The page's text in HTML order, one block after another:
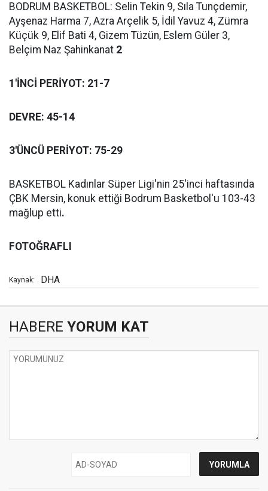
BODRUM BASKETBOL: Selin Tekin 9, Sıla Tunçdemir,
Ayşenaz Harma 7, Azra Arçelik 5, İdil Yavuz 4, Zümra
Küçük 9, Elif Bati 4, Gizem Tüzün, Eslem Güler 3,
Belçim Naz Şahinkanat 2
1'İNCİ PERİYOT: 21-7
DEVRE: 45-14
3'ÜNCÜ PERİYOT: 75-29
BASKETBOL Kadınlar Süper Ligi'nin 25'inci haftasında
ÇBK Mersin, konuk ettiği Bodrum Basketbol'u 103-43
mağlup etti.
FOTOĞRAFLI
Kaynak: DHA
HABERE YORUM KAT